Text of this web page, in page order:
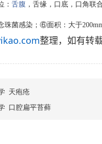
： 舌腹 ，舌缘，口底，口角联
珠菌感染 ； ⑥面积 ： 大于
整理，如有转
天疱疮
口腔扁平苔藓